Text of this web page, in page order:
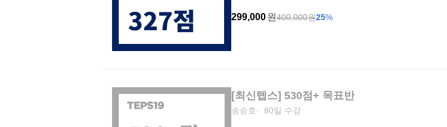
299,000원400,000원25%
[최신텝스] 530점+ 목표반
송승호 80일 수강